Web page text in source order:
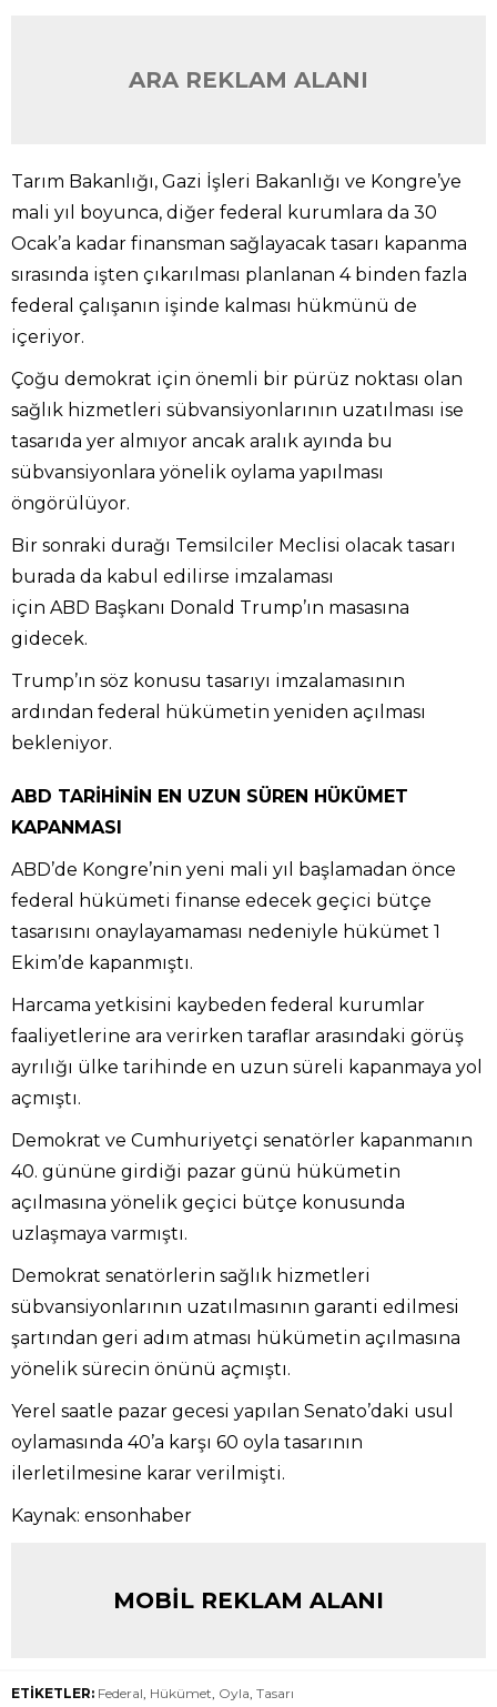
ARA REKLAM ALANI
Tarım Bakanlığı, Gazi İşleri Bakanlığı ve Kongre’ye
mali yıl boyunca, diğer federal kurumlara da 30
Ocak’a kadar finansman sağlayacak tasarı kapanma
sırasında işten çıkarılması planlanan 4 binden fazla
federal çalışanın işinde kalması hükmünü de
içeriyor.
Çoğu demokrat için önemli bir pürüz noktası olan
sağlık hizmetleri sübvansiyonlarının uzatılması ise
tasarıda yer almıyor ancak aralık ayında bu
sübvansiyonlara yönelik oylama yapılması
öngörülüyor.
Bir sonraki durağı Temsilciler Meclisi olacak tasarı
burada da kabul edilirse imzalaması
için ABD Başkanı Donald Trump’ın masasına
gidecek.
Trump’ın söz konusu tasarıyı imzalamasının
ardından federal hükümetin yeniden açılması
bekleniyor.
ABD TARİHİNİN EN UZUN SÜREN HÜKÜMET
KAPANMASI
ABD’de Kongre’nin yeni mali yıl başlamadan önce
federal hükümeti finanse edecek geçici bütçe
tasarısını onaylayamaması nedeniyle hükümet 1
Ekim’de kapanmıştı.
Harcama yetkisini kaybeden federal kurumlar
faaliyetlerine ara verirken taraflar arasındaki görüş
ayrılığı ülke tarihinde en uzun süreli kapanmaya yol
açmıştı.
Demokrat ve Cumhuriyetçi senatörler kapanmanın
40. gününe girdiği pazar günü hükümetin
açılmasına yönelik geçici bütçe konusunda
uzlaşmaya varmıştı.
Demokrat senatörlerin sağlık hizmetleri
sübvansiyonlarının uzatılmasının garanti edilmesi
şartından geri adım atması hükümetin açılmasına
yönelik sürecin önünü açmıştı.
Yerel saatle pazar gecesi yapılan Senato’daki usul
oylamasında 40’a karşı 60 oyla tasarının
ilerletilmesine karar verilmişti.
Kaynak: ensonhaber
MOBİL REKLAM ALANI
ETİKETLER: Federal Hükümet Oyla Tasarı